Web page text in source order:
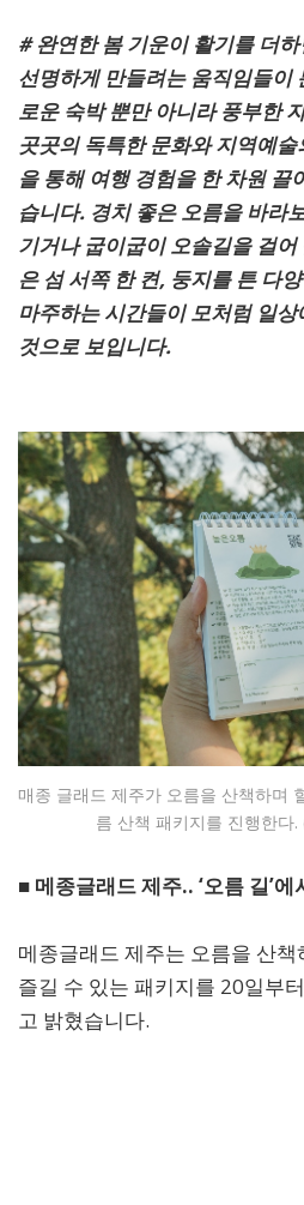
# 완연한 봄 기운이 활기를 더
선명하게 만들려는 움직임들이
로운 숙박 뿐만 아니라 풍부한
곳곳의 독특한 문화와 지역예
을 통해 여행 경험을 한 차원 끌
습니다. 경치 좋은 오름을 바라
기거나 굽이굽이 오솔길을 걸
은 섬 서쪽 한 켠, 둥지를 튼 다
마주하는 시간들이 모처럼 일
것으로 보입니다.
매종 글래드 제주가 오름을 산책하며
름 산책 패키지를 진행한다
■ 메종글래드 제주.. ‘오름 길’에
메종글래드 제주는 오름을 산책
즐길 수 있는 패키지를 20일부
고 밝혔습니다.